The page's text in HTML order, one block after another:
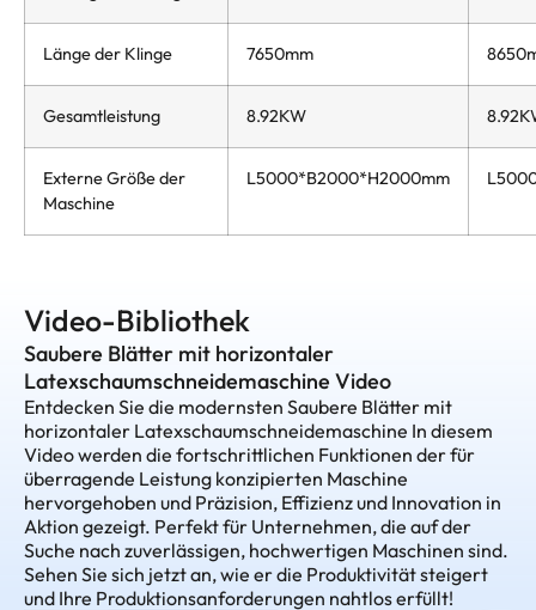
Länge der Klinge 7650mm
Gesamtleistung 8.92KW
Externe Größe der
Maschine
L5000*B2000*H2000mm
Video-Bibliothek
Saubere Blätter mit horizontaler
Latexschaumschneidemaschine Video
Entdecken Sie die modernsten Saubere Blätter mit
horizontaler Latexschaumschneidemaschine In diesem
Video werden die fortschrittlichen Funktionen der für
überragende Leistung konzipierten Maschine
hervorgehoben und Präzision, Effizienz und Innovation in
Aktion gezeigt. Perfekt für Unternehmen, die auf der
Suche nach zuverlässigen, hochwertigen Maschinen sind.
Sehen Sie sich jetzt an, wie er die Produktivität steigert
und Ihre Produktionsanforderungen nahtlos erfüllt!